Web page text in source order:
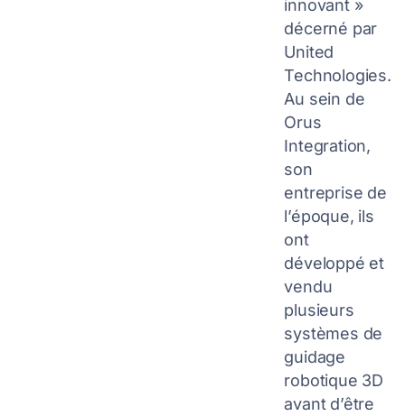
innovant »
décerné par
United
Technologies.
Au sein de
Orus
Integration,
son
entreprise de
l’époque, ils
ont
développé et
vendu
plusieurs
systèmes de
guidage
robotique 3D
avant d’être